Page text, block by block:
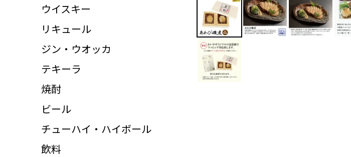
ウイスキー
リキュール
ジン・ウオッカ
テキーラ
焼酎
ビール
チューハイ・ハイボール
飲料